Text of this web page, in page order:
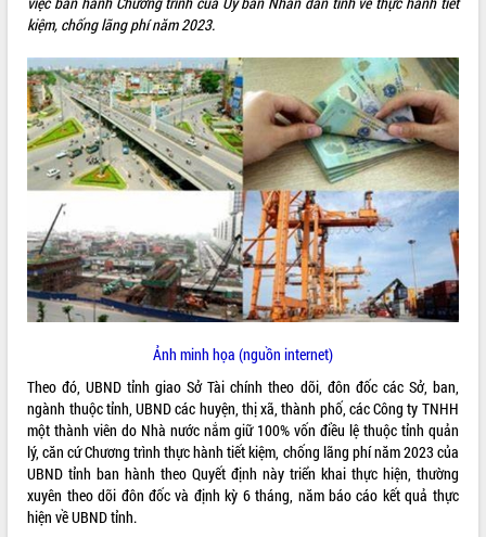
UBND CÁC XÃ, PHƯỜNG
THÔNG TIN CHỈ ĐẠO ĐIỀU HÀNH
HỆ THỐNG VĂN BẢN
VĂN BẢN HĐND TỈNH
ĐIỂM TIN VĂN BẢN
QUY HOẠCH - KẾ HOẠCH
kiệm, chống lãng phí năm 2023.
Ảnh minh họa (nguồn internet)
Theo đó, UBND tỉnh giao Sở Tài chính theo dõi, đôn đốc các Sở, ban,
ngành thuộc tỉnh, UBND các huyện, thị xã, thành phố, các Công ty TNHH
một thành viên do Nhà nước nắm giữ 100% vốn điều lệ thuộc tỉnh quản
lý, căn cứ Chương trình thực hành tiết kiệm, chống lãng phí năm 2023 của
UBND tỉnh ban hành theo Quyết định này triển khai thực hiện, thường
xuyên theo dõi đôn đốc và định kỳ 6 tháng, năm báo cáo kết quả thực
hiện về UBND tỉnh.